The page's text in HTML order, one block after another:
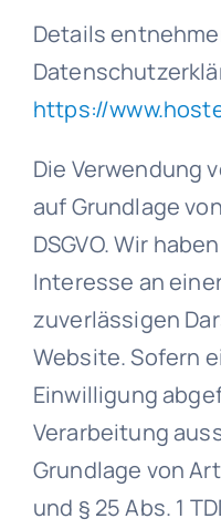
Details
https://
Die Verwendung
auf Grundlage
DSGVO. Wir
Interesse an
zuverlässigen
Website. Sofern
Einwilligung
Verarbeitung
Grundlage von
und § 25 Abs. 1